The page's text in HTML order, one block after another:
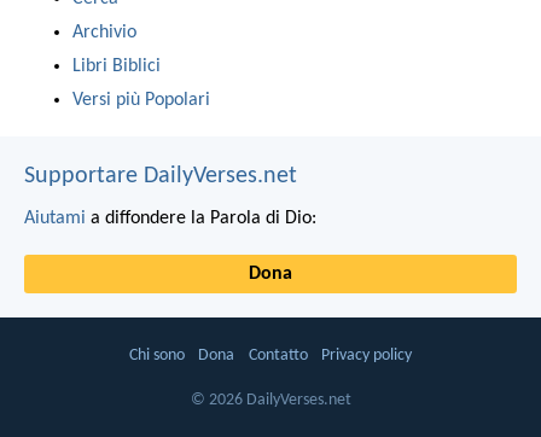
Archivio
Libri Biblici
Versi più Popolari
Supportare DailyVerses.net
Aiutami a diffondere la Parola di Dio:
Dona
Chi sono Dona Contatto Privacy policy
© 2026 DailyVerses.net